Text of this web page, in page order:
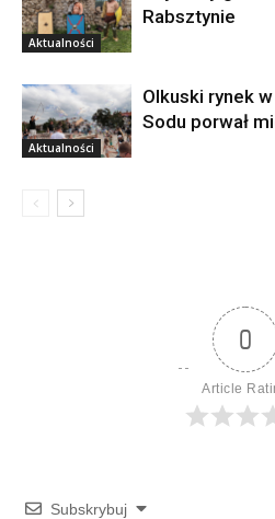
Aktualności
Rabsztynie
Aktualności
Olkuski rynek
Sodu porwał
0
Article
Subskrybuj